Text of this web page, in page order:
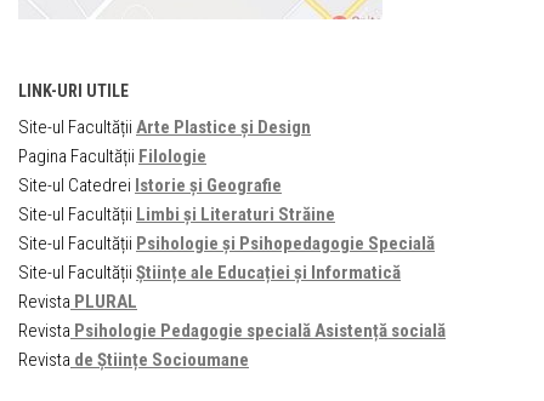
LINK-URI UTILE
Site-ul Facultății Arte Plastice și Design
Pagina Facultății Filologie
Site-ul Catedrei Istorie și Geografie
Site-ul Facultății Limbi și Literaturi Străine
Site-ul Facultății Psihologie și Psihopedagogie Specială
Site-ul Facultății Științe ale Educației și Informatică
Revista PLURAL
Revista Psihologie Pedagogie specială Asistență socială
Revista de Științe Socioumane